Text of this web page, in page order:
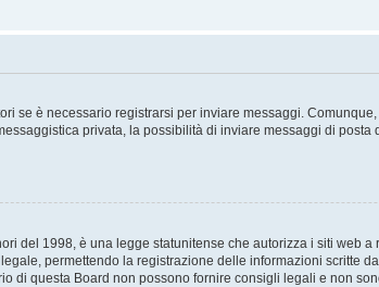
se è necessario registrarsi per inviare messaggi.
privata, la possibilità di inviare messaggi di
del 1998, è una legge statunitense che autorizza i siti web
permettendo la registrazione delle informazioni scritte
di questa Board non possono fornire consigli legali e non